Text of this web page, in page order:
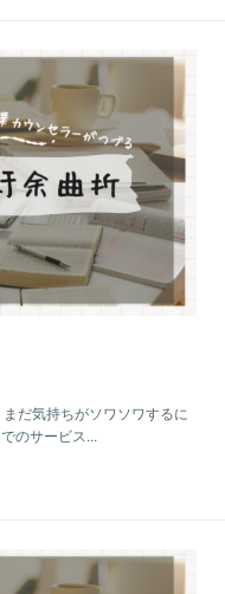
だ気持ちがソワソワするに
のサービス...